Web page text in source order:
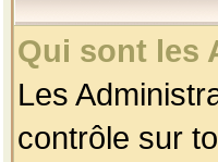
Qui sont les
Les
contrôle sur